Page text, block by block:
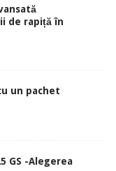
de rapiță în
un pachet
GS -Alegerea